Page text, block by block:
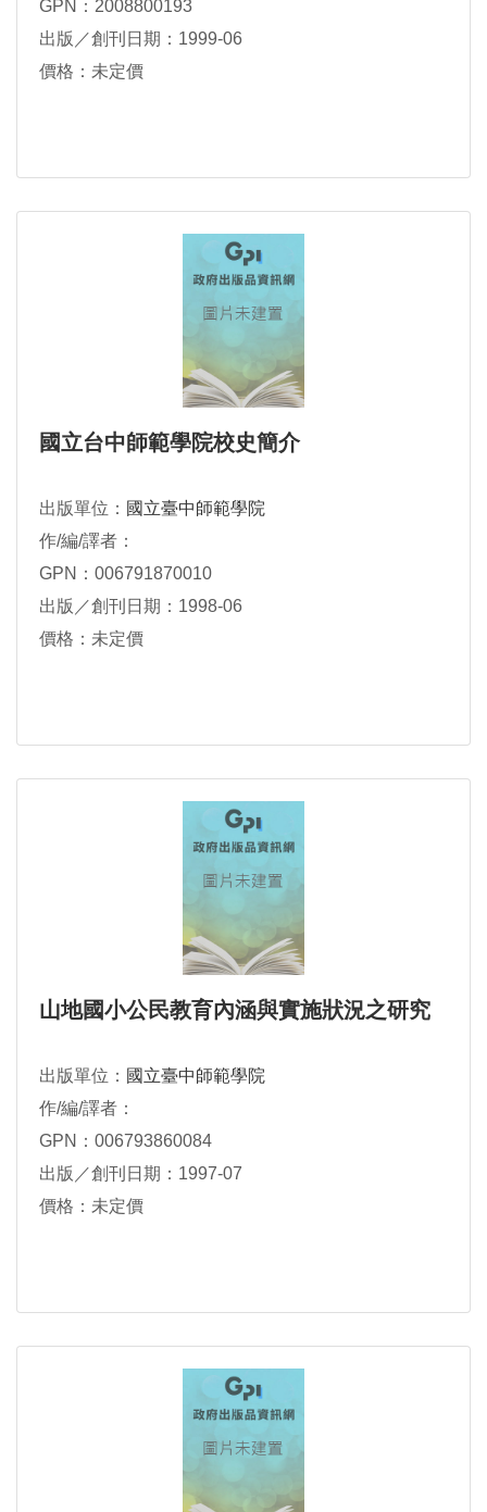
GPN：2008800193
出版／創刊日期：1999-06
價格：未定價
國立台中師範學院校史簡介
出版單位： 國立臺中師範學院
作/編/譯者：
GPN：006791870010
出版／創刊日期：1998-06
價格：未定價
山地國小公民教育內涵與實施狀況之研究
出版單位： 國立臺中師範學院
作/編/譯者：
GPN：006793860084
出版／創刊日期：1997-07
價格：未定價